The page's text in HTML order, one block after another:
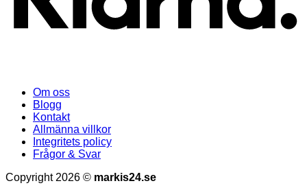
Om oss
Blogg
Kontakt
Allmänna villkor
Integritets policy
Frågor & Svar
Copyright 2026 © markis24.se